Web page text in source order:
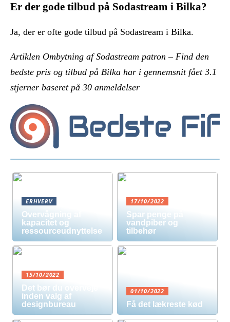
Er der gode tilbud på Sodastream i Bilka?
Ja, der er ofte gode tilbud på Sodastream i Bilka.
Artiklen Ombytning af Sodastream patron – Find den
bedste pris og tilbud på Bilka har i gennemsnit fået 3.1
stjerner baseret på 30 anmeldelser
ERHVERV
Overvågning af
kapacitet og
ressourceudnyttelse
17/10/2022
Spar penge på
vandpiber og
tilbehør
15/10/2022
Det bør du overveje
inden valg af
designbureau
01/10/2022
Få det lækreste kød